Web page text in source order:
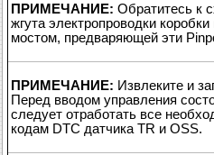
ПРИМЕЧАНИЕ: Обратитесь к
жгута электропроводки
мостом, предваряющей эти
ПРИМЕЧАНИЕ: Извлеките и
Перед вводом управления
следует отработать все
кодам DTC датчика TR и OSS.